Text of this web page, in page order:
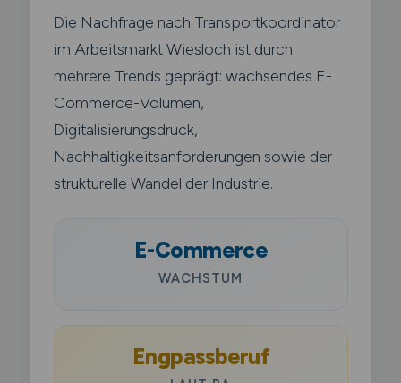
Die Nachfrage nach Transportkoordinator
im Arbeitsmarkt Wiesloch ist durch
mehrere Trends geprägt: wachsendes E-
Commerce-Volumen,
Digitalisierungsdruck,
Nachhaltigkeitsanforderungen sowie der
strukturelle Wandel der Industrie.
E-Commerce
WACHSTUM
Engpassberuf